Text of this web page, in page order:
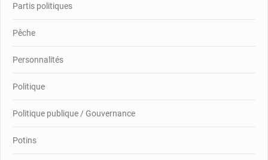
Partis politiques
Pêche
Personnalités
Politique
Politique publique / Gouvernance
Potins